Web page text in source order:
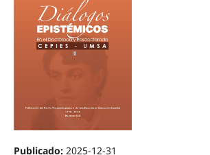
Publicado: 2025-12-31